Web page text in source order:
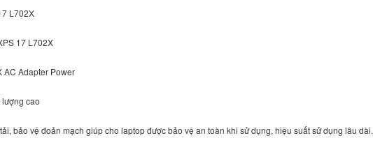
L702X
17 L702X
AC Adapter Power
cao
bảo vệ đoản mạch giúp cho laptop được bảo vệ an toàn khi sử dụng, hiệu suất sử dụng lâu dài.